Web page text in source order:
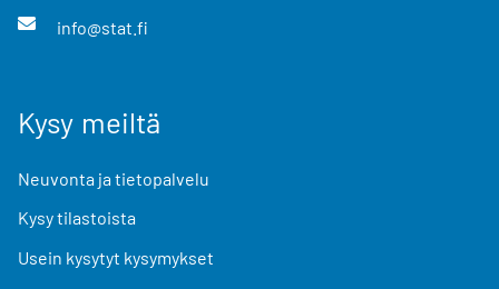
info@stat.fi
Kysy meiltä
Neuvonta ja tietopalvelu
Kysy tilastoista
Usein kysytyt kysymykset